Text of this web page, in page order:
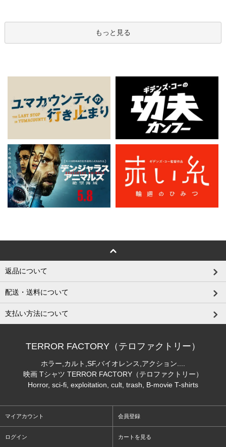
もっと見る
返品について
配送・送料について
支払い方法について
TERROR FACTORY（テロファクトリー）
ホラー,カルト,SF,バイオレンス,アクション....
映画 Tシャツ TERROR FACTORY（テロファクトリー）
Horror, sci-fi, exploitation, cult, trash, B-movie T-shirts
マイアカウント 会員登録
ログイン カートを見る